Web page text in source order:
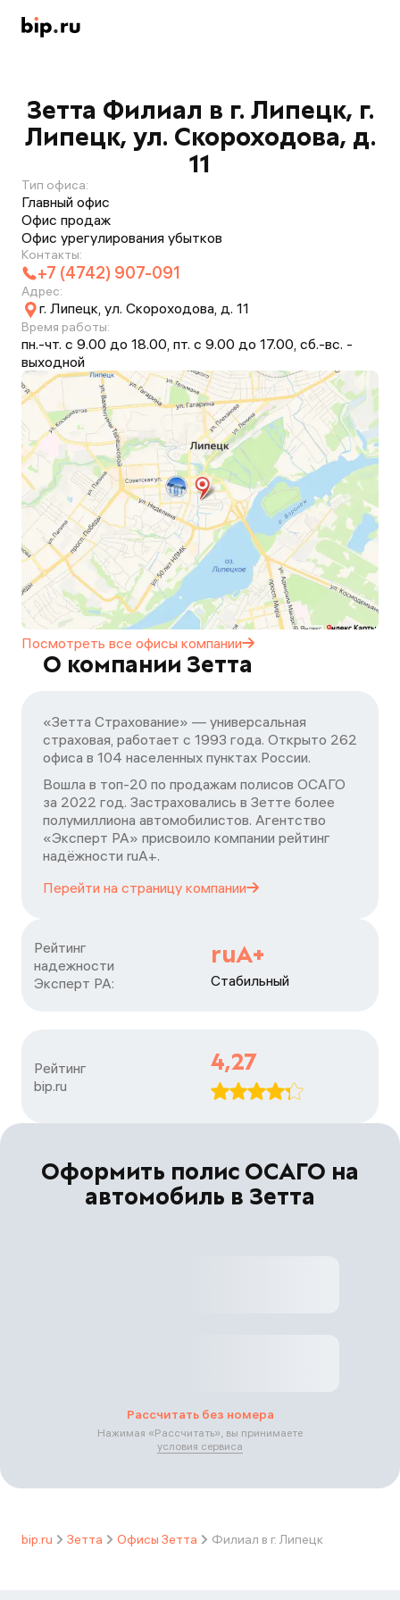
Зетта Филиал в г. Липецк, г.
Липецк, ул. Скороходова, д.
11
Тип офиса:
Главный офис
Офис продаж
Офис урегулирования убытков
Контакты:
+7 (4742) 907-091
Адрес:
г. Липецк, ул. Скороходова, д. 11
Время работы:
пн.-чт. с 9.00 до 18.00, пт. с 9.00 до 17.00, сб.-вс. -
выходной
Посмотреть все офисы компании
О компании Зетта
«Зетта Страхование» — универсальная
страховая, работает с 1993 года. Открыто 262
офиса в 104 населенных пунктах России.
Вошла в топ-20 по продажам полисов ОСАГО
за 2022 год. Застраховались в Зетте более
полумиллиона автомобилистов. Агентство
«Эксперт РА» присвоило компании рейтинг
надёжности ruA+.
Перейти на страницу компании
Рейтинг
надежности
Эксперт РА:
ruA+
Стабильный
Рейтинг
bip.ru
4,27
Оформить полис ОСАГО на
автомобиль в Зетта
Рассчитать без номера
Нажимая «Рассчитать», вы принимаете
условия сервиса
bip.ru Зетта Офисы Зетта Филиал в г. Липецк